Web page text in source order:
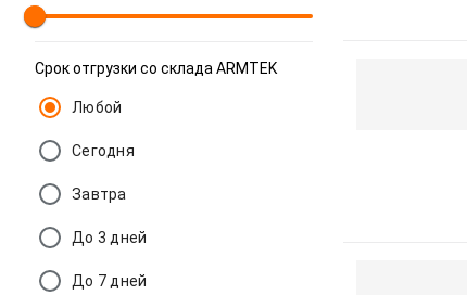
Срок отгрузки со склада ARMTEK
Любой
Сегодня
Завтра
До 3 дней
До 7 дней